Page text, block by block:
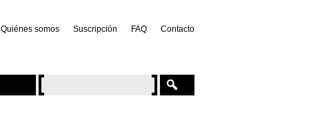
Quiénes somos Suscripción FAQ Contacto